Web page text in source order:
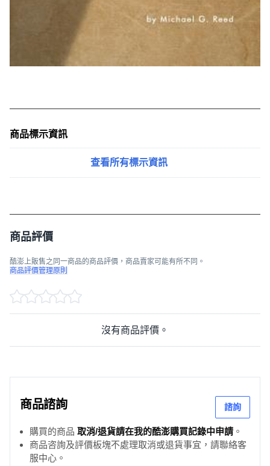
商品標示資訊
查看所有標示資訊
商品評價
酷澎上販售之同一商品的商品評價，商品賣家可能有所不同。
商品評價管理原則
沒有商品評價。
商品諮詢 諮詢
購買的商品 取消/退貨請在我的酷澎購買記錄中申請 。
商品咨詢及評價板塊不處理取消或退貨事宜，請聯絡客
服中心。